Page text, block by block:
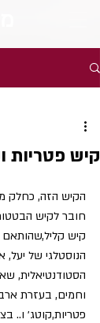
קיש פטריות
הקיש הזה, כחלק
חובר לקיש
קיש
הנוסטלגי של
הסטודנטיאלית,
וחמים, בעזרת
פטריות,קוטג׳ ו..